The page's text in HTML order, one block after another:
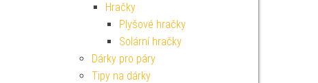
Hračky
Plyšové hračky
Solární hračky
Dárky pro páry
Tipy na dárky